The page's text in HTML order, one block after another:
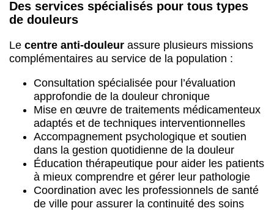
Des services spécialisés pour tous types
de douleurs
Le centre anti-douleur assure plusieurs missions
complémentaires au service de la population :
Consultation spécialisée pour l’évaluation
approfondie de la douleur chronique
Mise en œuvre de traitements médicamenteux
adaptés et de techniques interventionnelles
Accompagnement psychologique et soutien
dans la gestion quotidienne de la douleur
Éducation thérapeutique pour aider les patients
à mieux comprendre et gérer leur pathologie
Coordination avec les professionnels de santé
de ville pour assurer la continuité des soins